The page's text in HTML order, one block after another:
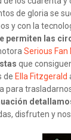
de gloria se
y con la
permiten las
Serious Fan
que
de Ella Fitzgerald
para
disfruten y